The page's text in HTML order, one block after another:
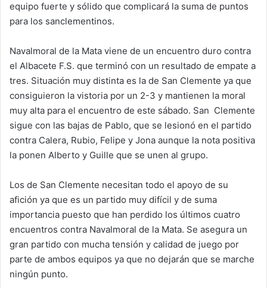
equipo fuerte y sólido que complicará la suma de puntos
para los sanclementinos.
Navalmoral de la Mata viene de un encuentro duro contra
el Albacete F.S. que terminó con un resultado de empate a
tres. Situación muy distinta es la de San Clemente ya que
consiguieron la vistoria por un 2-3 y mantienen la moral
muy alta para el encuentro de este sábado. San Clemente
sigue con las bajas de Pablo, que se lesionó en el partido
contra Calera, Rubio, Felipe y Jona aunque la nota positiva
la ponen Alberto y Guille que se unen al grupo.
Los de San Clemente necesitan todo el apoyo de su
afición ya que es un partido muy difícil y de suma
importancia puesto que han perdido los últimos cuatro
encuentros contra Navalmoral de la Mata. Se asegura un
gran partido con mucha tensión y calidad de juego por
parte de ambos equipos ya que no dejarán que se marche
ningún punto.